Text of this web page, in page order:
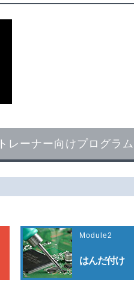
トレーナー向けプログラム
Module2
はんだ付け